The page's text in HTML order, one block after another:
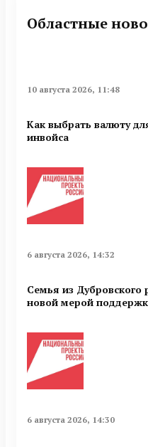
Областные
10 августа 2026, 11:48
Как выбрать валюту
инвойса
6 августа 2026, 14:32
Семья из Дубровского
новой мерой
6 августа 2026, 14:30